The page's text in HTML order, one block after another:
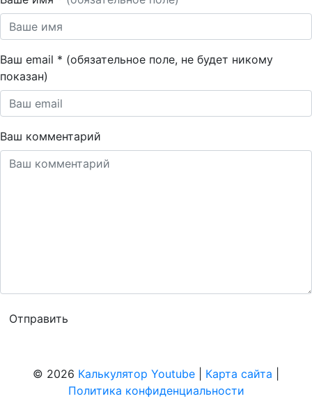
Ваш email * (обязательное поле, не будет никому
показан)
Ваш комментарий
© 2026 Калькулятор Youtube Карта сайта
Политика конфиденциальности